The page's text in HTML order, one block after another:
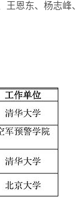
恩东、杨志峰、